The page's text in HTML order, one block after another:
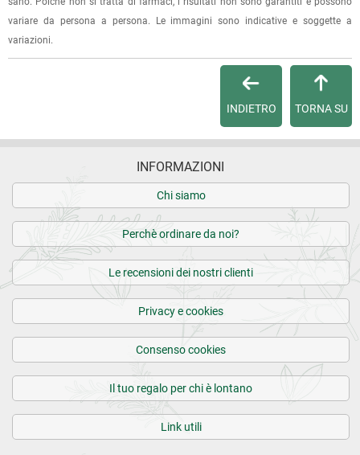
Per qualsiasi informazione, contattaci via e-mail
variare da persona a persona. Le immagini sono indicative e soggette a
variazioni.
TORNA SU
INDIETRO
INFORMAZIONI
Chi siamo
Perchè ordinare da noi?
Le recensioni dei nostri clienti
Privacy e cookies
Consenso cookies
Il tuo regalo per chi è lontano
Link utili